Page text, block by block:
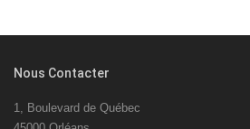
Nous Contacter
1, Boulevard de Québec